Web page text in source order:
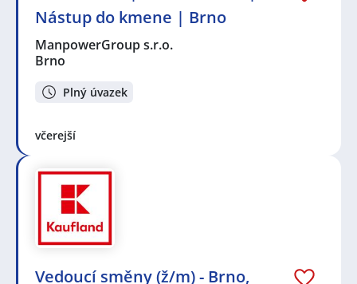
Nástup do kmene | Brno
ManpowerGroup s.r.o.
Brno
Plný úvazek
včerejší
Vedoucí směny (ž/m) - Brno,